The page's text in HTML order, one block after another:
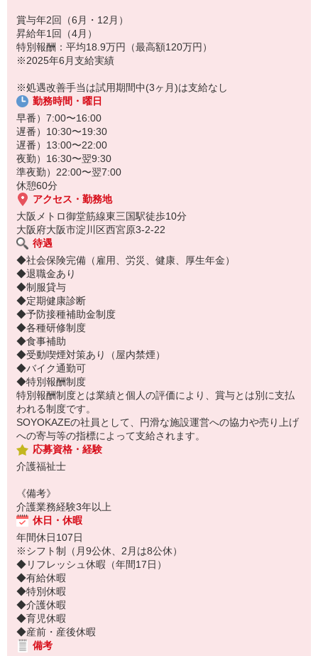
賞与年2回（6月・12月）
昇給年1回（4月）
特別報酬：平均18.9万円（最高額120万円）
※2025年6月支給実績
※処遇改善手当は試用期間中(3ヶ月)は支給なし
勤務時間・曜日
早番）7:00〜16:00
遅番）10:30〜19:30
遅番）13:00〜22:00
夜勤）16:30〜翌9:30
準夜勤）22:00〜翌7:00
休憩60分
アクセス・勤務地
大阪メトロ御堂筋線東三国駅徒歩10分
大阪府大阪市淀川区西宮原3-2-22
待遇
◆社会保険完備（雇用、労災、健康、厚生年金）
◆退職金あり
◆制服貸与
◆定期健康診断
◆予防接種補助金制度
◆各種研修制度
◆食事補助
◆受動喫煙対策あり（屋内禁煙）
◆バイク通勤可
◆特別報酬制度
特別報酬制度とは業績と個人の評価により、賞与とは別に支払
われる制度です。
SOYOKAZEの社員として、円滑な施設運営への協力や売り上げ
への寄与等の指標によって支給されます。
応募資格・経験
介護福祉士
《備考》
介護業務経験3年以上
休日・休暇
年間休日107日
※シフト制（月9公休、2月は8公休）
◆リフレッシュ休暇（年間17日）
◆有給休暇
◆特別休暇
◆介護休暇
◆育児休暇
◆産前・産後休暇
備考